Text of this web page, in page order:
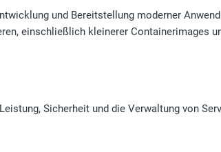
und Bereitstellung moderner
einschließlich kleinerer Containerimages
Sicherheit und die Verwaltung von